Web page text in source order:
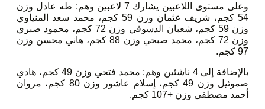
وعلى مستوى اللاعبين يشارك 7 لاعبين وهم: طه عادل وزن
54 كجم، شريف عثمان وزن 59 كجم، محمد سعد المنياوي
وزن 59 كجم، شعبان الدسوقي وزن 72 كجم، محمود صبري
وزن 72 كجم، محمد صبحي وزن 88 كجم، هاني محسن وزن
97 كجم.
بالإضافة إلى 4 ناشئين وهم: محمد فتحي وزن 49 كجم، هادي
صموئيل وزن 49 كجم، إسلام عاشور وزن 80 كجم، مروان
أحمد مصطفى وزن +107 كجم.